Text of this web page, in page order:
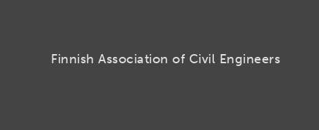
Finnish Association of Civil Engineers